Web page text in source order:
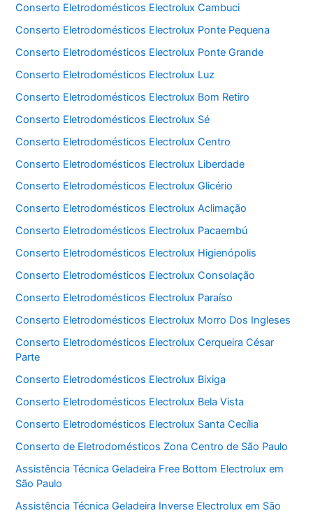
Conserto Eletrodomésticos Electrolux Cambuci
Conserto Eletrodomésticos Electrolux Ponte Pequena
Conserto Eletrodomésticos Electrolux Ponte Grande
Conserto Eletrodomésticos Electrolux Luz
Conserto Eletrodomésticos Electrolux Bom Retiro
Conserto Eletrodomésticos Electrolux Sé
Conserto Eletrodomésticos Electrolux Centro
Conserto Eletrodomésticos Electrolux Liberdade
Conserto Eletrodomésticos Electrolux Glicério
Conserto Eletrodomésticos Electrolux Aclimação
Conserto Eletrodomésticos Electrolux Pacaembú
Conserto Eletrodomésticos Electrolux Higienópolis
Conserto Eletrodomésticos Electrolux Consolação
Conserto Eletrodomésticos Electrolux Paraíso
Conserto Eletrodomésticos Electrolux Morro Dos Ingleses
Conserto Eletrodomésticos Electrolux Cerqueira César
Parte
Conserto Eletrodomésticos Electrolux Bixiga
Conserto Eletrodomésticos Electrolux Bela Vista
Conserto Eletrodomésticos Electrolux Santa Cecília
Conserto de Eletrodomésticos Zona Centro de São Paulo
Assistência Técnica Geladeira Free Bottom Electrolux em
São Paulo
Assistência Técnica Geladeira Inverse Electrolux em São